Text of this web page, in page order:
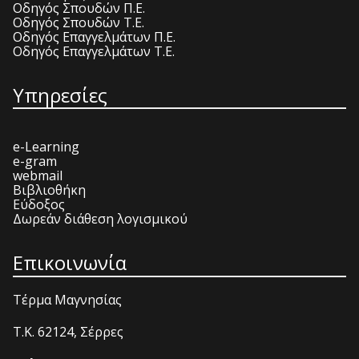
Οδηγός Σπουδών Π.Ε.
Οδηγός Σπουδών Τ.Ε.
Οδηγός Επαγγελμάτων Π.Ε.
Οδηγός Επαγγελμάτων Τ.Ε.
Υπηρεσίες
e-Learning
e-gram
webmail
Βιβλιοθήκη
Εύδοξος
Δωρεάν διάθεση λογισμικού
Επικοινωνία
Τέρμα Μαγνησίας
T.K. 62124, Σέρρες